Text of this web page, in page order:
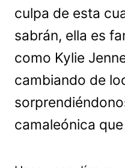
culpa de esta
sabrán, ella es
como Kylie
cambiando de
camaleónica